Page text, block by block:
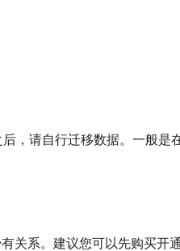
，请自行迁移数据。一般是
关系。建议您可以先购买开